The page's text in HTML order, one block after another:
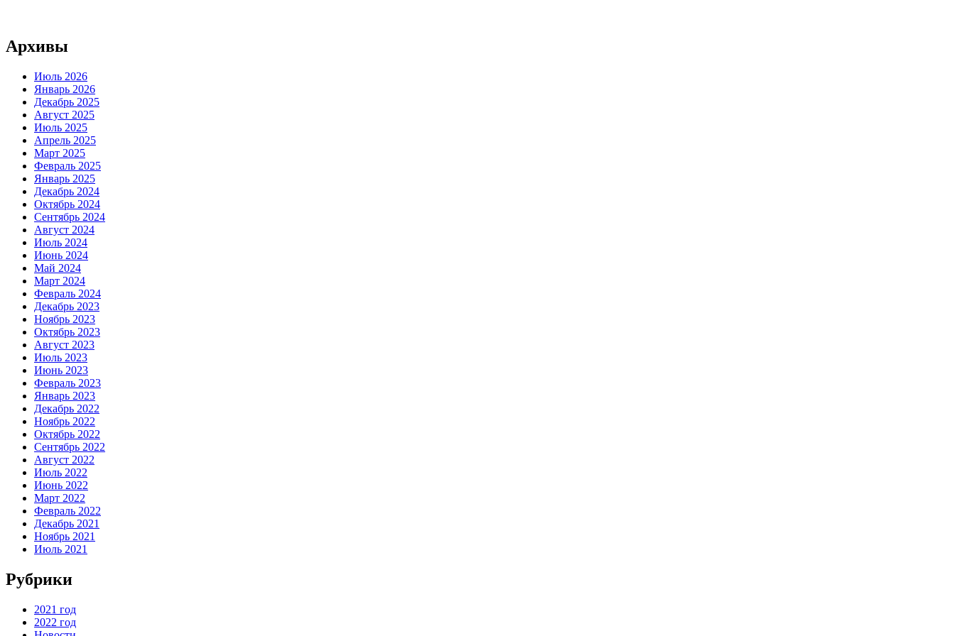
Архивы
Июль 2026
Январь 2026
Декабрь 2025
Август 2025
Июль 2025
Апрель 2025
Март 2025
Февраль 2025
Январь 2025
Декабрь 2024
Октябрь 2024
Сентябрь 2024
Август 2024
Июль 2024
Июнь 2024
Май 2024
Март 2024
Февраль 2024
Декабрь 2023
Ноябрь 2023
Октябрь 2023
Август 2023
Июль 2023
Июнь 2023
Февраль 2023
Январь 2023
Декабрь 2022
Ноябрь 2022
Октябрь 2022
Сентябрь 2022
Август 2022
Июль 2022
Июнь 2022
Март 2022
Февраль 2022
Декабрь 2021
Ноябрь 2021
Июль 2021
Рубрики
2021 год
2022 год